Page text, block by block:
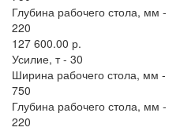
Глубина рабочего стола, мм -
220
127 600.00 р.
Усилие, т - 30
Ширина рабочего стола, мм -
750
Глубина рабочего стола, мм -
220